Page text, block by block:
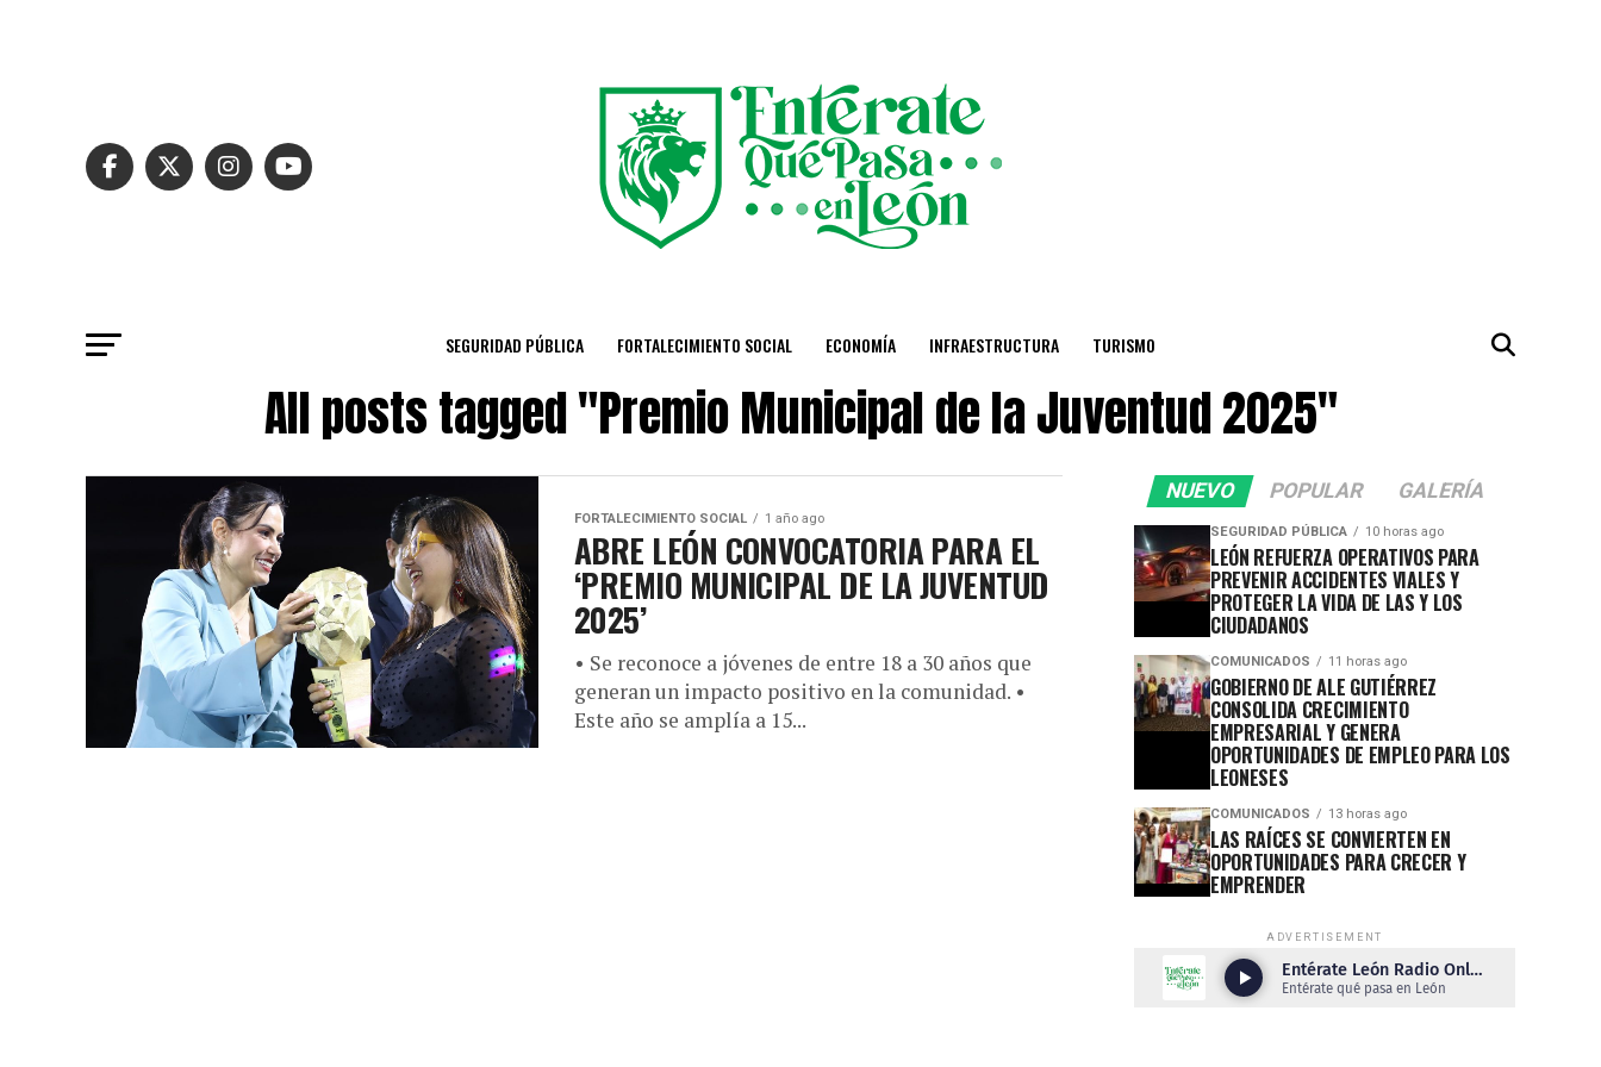
SEGURIDAD PÚBLICA FORTALECIMIENTO SOCIAL ECONOMÍA INFRAESTRUCTURA TURISMO
All posts tagged "Premio Municipal de la Juventud 2025"
FORTALECIMIENTO SOCIAL 1 año ago
ABRE LEÓN CONVOCATORIA PARA EL
‘PREMIO MUNICIPAL DE LA JUVENTUD
2025’
• Se reconoce a jóvenes de entre 18 a 30 años que
generan un impacto positivo en la comunidad. •
Este año se amplía a 15...
NUEVO POPULAR GALERÍA
SEGURIDAD PÚBLICA 10 horas ago
LEÓN REFUERZA OPERATIVOS PARA
PREVENIR ACCIDENTES VIALES Y
PROTEGER LA VIDA DE LAS Y LOS
CIUDADANOS
COMUNICADOS 11 horas ago
GOBIERNO DE ALE GUTIÉRREZ
CONSOLIDA CRECIMIENTO
EMPRESARIAL Y GENERA
OPORTUNIDADES DE EMPLEO PARA LOS
LEONESES
COMUNICADOS 13 horas ago
LAS RAÍCES SE CONVIERTEN EN
OPORTUNIDADES PARA CRECER Y
EMPRENDER
ADVERTISEMENT